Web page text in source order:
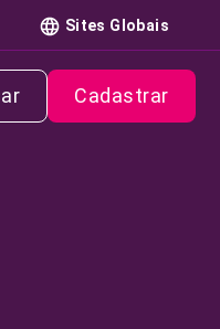
Sites Globais
Cadastrar